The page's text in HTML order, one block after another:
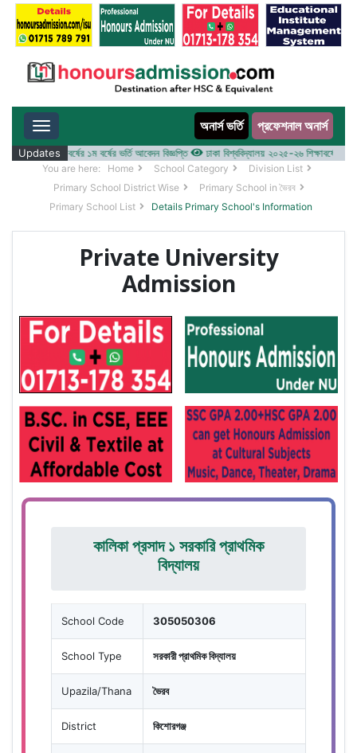
Toggle navigation অনার্স ভর্তি প্রফেশনাল অনার্স
Updates
২০২৫-২৬ শিক্ষাবর্ষের ১ম বর্ষের ভর্তি আবেদন বিজ্ঞপ্তি ঢাকা বিশ্ববিদ্যালয় ২০২৫-২৬ শিক্ষাবর্ষে
You are here: Home School Category
Division List
Primary School District Wise
Primary School in ভৈরব
Primary School List
Details Primary School's Information
Private University
Admission
কালিকা প্রসাদ ১ সরকারি প্রাথমিক
বিদ্যালয়
School Code 305050306
School Type সরকারী প্রাথমিক বিদ্যালয়
Upazila/Thana ভৈরব
District কিশোরগঞ্জ